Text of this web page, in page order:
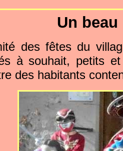
Un
des fêtes du
à souhait, petits
des habitants